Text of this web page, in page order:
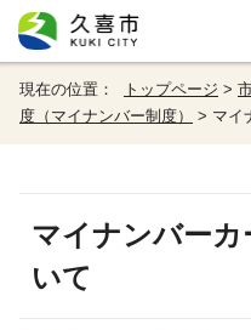
現在の位置： トップページ >
度（マイナンバー制度）
> マイ
マイナンバーカ
いて